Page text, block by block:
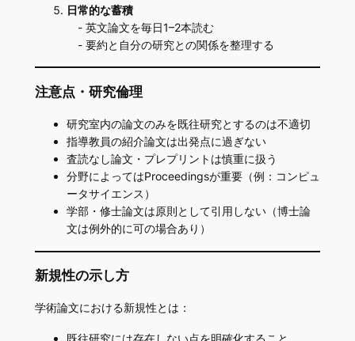
日常的な蓄積
- 英文論文を毎日1–2本読む
- 要約と自分の研究との関係を整理する
注意点・研究倫理
研究室内の論文のみを既往研究とするのは不適切
指導教員の紹介論文は出発点に過ぎない
査読なし論文・プレプリントは慎重に扱う
分野によってはProceedingsが重要（例：コンピュ
ータサイエンス）
学部・修士論文は原則として引用しない（博士論
文は例外的に可の場合あり）
新規性の示し方
学術論文における新規性とは：
既往研究には存在しない点を明確化すること